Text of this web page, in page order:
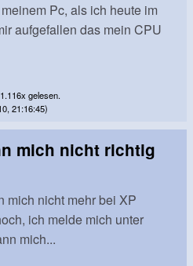
Pc, als ich heute im
aufgefallen das mein CPU
gelesen.
21:16:45)
mich nicht richtig
mich nicht mehr bei XP
ich melde mich unter
mich...